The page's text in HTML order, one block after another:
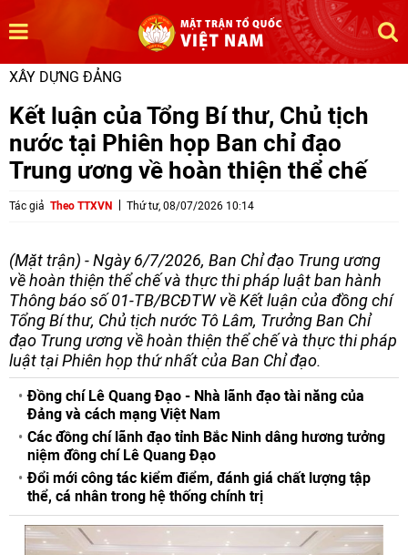
XÂY DỰNG ĐẢNG
Kết luận của Tổng Bí thư, Chủ tịch
nước tại Phiên họp Ban chỉ đạo
Trung ương về hoàn thiện thể chế
Tác giả Theo TTXVN Thứ tư, 08/07/2026 10:14
(Mặt trận) - Ngày 6/7/2026, Ban Chỉ đạo Trung ương
về hoàn thiện thể chế và thực thi pháp luật ban hành
Thông báo số 01-TB/BCĐTW về Kết luận của đồng chí
Tổng Bí thư, Chủ tịch nước Tô Lâm, Trưởng Ban Chỉ
đạo Trung ương về hoàn thiện thể chế và thực thi pháp
luật tại Phiên họp thứ nhất của Ban Chỉ đạo.
Đồng chí Lê Quang Đạo - Nhà lãnh đạo tài năng của
Đảng và cách mạng Việt Nam
Các đồng chí lãnh đạo tỉnh Bắc Ninh dâng hương tưởng
niệm đồng chí Lê Quang Đạo
Đổi mới công tác kiểm điểm, đánh giá chất lượng tập
thể, cá nhân trong hệ thống chính trị